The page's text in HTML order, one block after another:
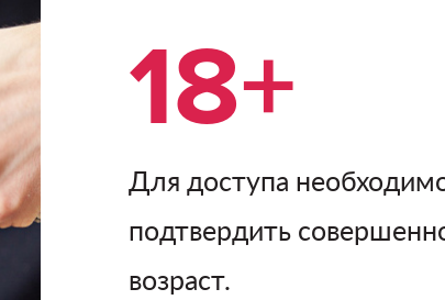
пасте из
с
и
приятной
18+
Для доступа
подтвердить
возраст.